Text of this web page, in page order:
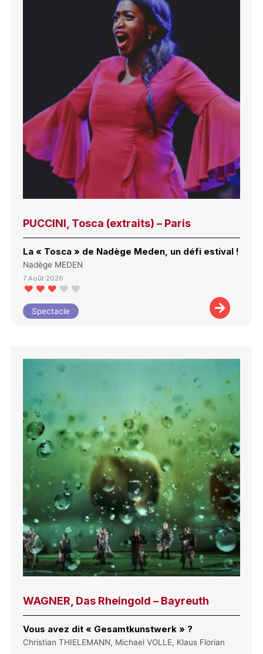
PUCCINI, Tosca (extraits) – Paris
La « Tosca » de Nadège Meden, un défi estival !
Nadège MEDEN
7 Août 2026
Spectacle
WAGNER, Das Rheingold – Bayreuth
Vous avez dit « Gesamtkunstwerk » ?
Christian THIELEMANN, Michael VOLLE, Klaus Florian